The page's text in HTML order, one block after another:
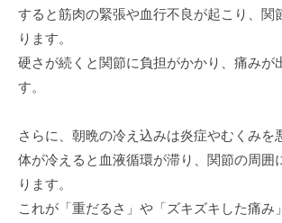
すると筋肉の緊張や血行不良が起こり、関
ります。
硬さが続くと関節に負担がかかり、痛みが
す。
さらに、朝晩の冷え込みは炎症やむくみを
体が冷えると血液循環が滞り、関節の周囲
ります。
これが「重だるさ」や「ズキズキした痛み